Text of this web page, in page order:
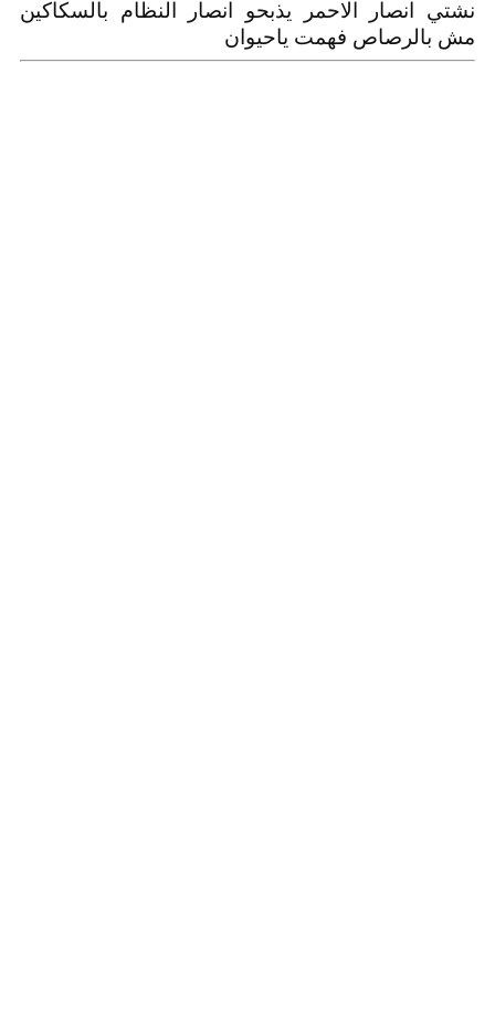
نشتي انصار الاحمر يذبحو انصار النظام بالسكاكين
مش بالرصاص فهمت ياحيوان